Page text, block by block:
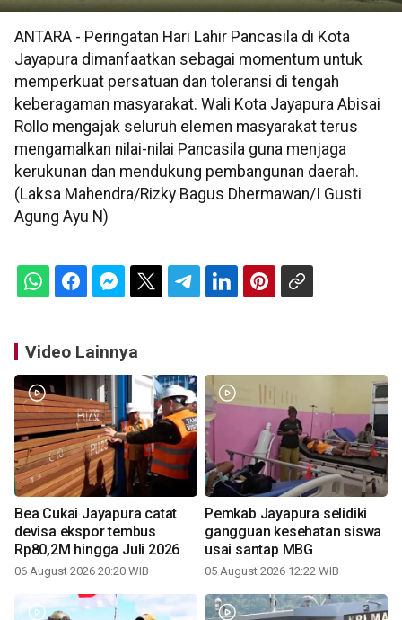
Play Mute Settings
PIP
ANTARA - Peringatan Hari Lahir Pancasila di Kota
Jayapura dimanfaatkan sebagai momentum untuk
memperkuat persatuan dan toleransi di tengah
keberagaman masyarakat. Wali Kota Jayapura Abisai
Rollo mengajak seluruh elemen masyarakat terus
mengamalkan nilai-nilai Pancasila guna menjaga
kerukunan dan mendukung pembangunan daerah.
(Laksa Mahendra/Rizky Bagus Dhermawan/I Gusti
Agung Ayu N)
Video Lainnya
Bea Cukai Jayapura catat
devisa ekspor tembus
Rp80,2M hingga Juli 2026
06 August 2026 20:20 WIB
Pemkab Jayapura selidiki
gangguan kesehatan siswa
usai santap MBG
05 August 2026 12:22 WIB